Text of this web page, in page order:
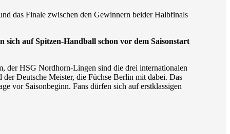
das Finale zwischen den Gewinnern beider Halbfinals
sich auf Spitzen-Handball schon vor dem Saisonstart
der HSG Nordhorn-Lingen sind die drei internationalen
Deutsche Meister, die Füchse Berlin mit dabei. Das
vor Saisonbeginn. Fans dürfen sich auf erstklassigen